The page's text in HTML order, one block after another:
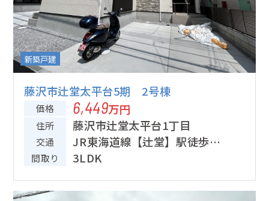
新築戸建
藤沢市辻堂太平台5期 2号棟
価格 6,449万円
住所 藤沢市辻堂太平台1丁目
交通
JR東海道線【辻堂】駅徒歩22
分
間取り 3LDK